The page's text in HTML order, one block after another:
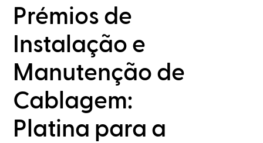
Prémios de
Instalação e
Manutenção de
Cablagem:
Platina para a